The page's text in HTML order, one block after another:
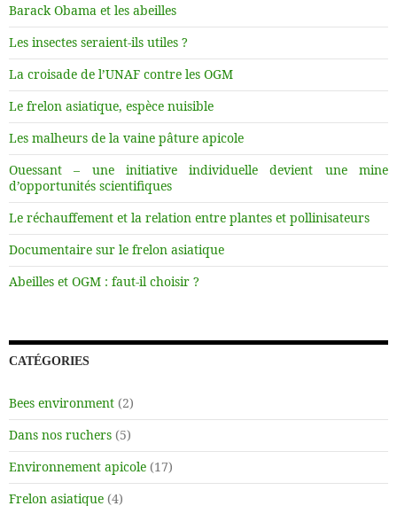
Barack Obama et les abeilles
Les insectes seraient-ils utiles ?
La croisade de l’UNAF contre les OGM
Le frelon asiatique, espèce nuisible
Les malheurs de la vaine pâture apicole
Ouessant – une initiative individuelle devient une mine
d’opportunités scientifiques
Le réchauffement et la relation entre plantes et pollinisateurs
Documentaire sur le frelon asiatique
Abeilles et OGM : faut-il choisir ?
CATÉGORIES
Bees environment (2)
Dans nos ruchers (5)
Environnement apicole (17)
Frelon asiatique (4)